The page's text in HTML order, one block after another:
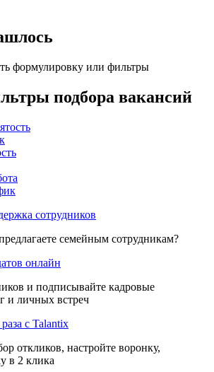
формулировку или фильтры
подбора вакансий
сотрудников
семейным сотрудникам?
онлайн
и подписывайте кадровые
и личных встреч
с Talantix
откликов, настройте воронку,
в 2 клика